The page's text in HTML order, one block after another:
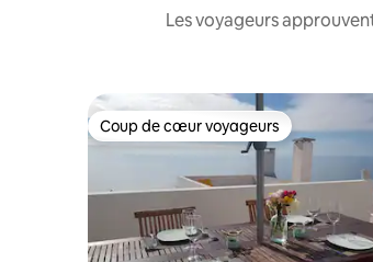
Les voyageurs
Coup de cœur voyageurs
Coup de cœur voyageurs